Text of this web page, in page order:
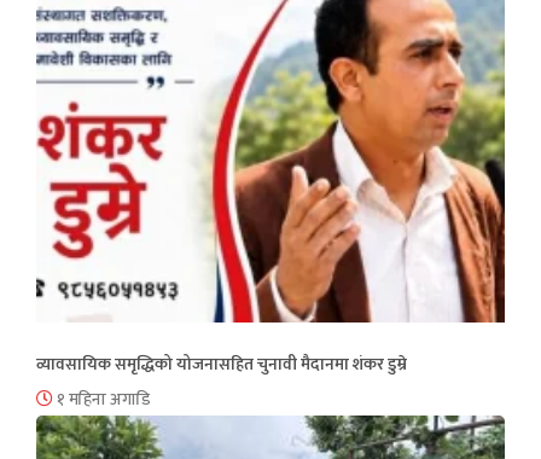
व्यावसायिक समृद्धिको योजनासहित चुनावी मैदानमा शंकर डुम्रे
१ महिना अगाडि